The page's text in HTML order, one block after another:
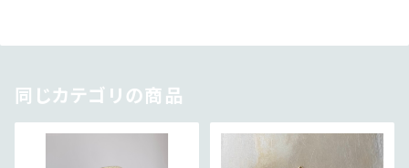
同じカテゴリの商品